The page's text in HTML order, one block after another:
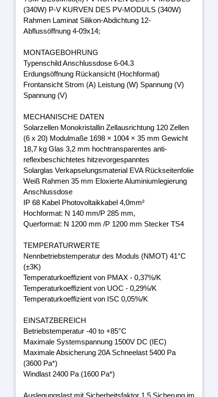
(340W) P-V KURVEN DES PV-MODULS (340W)
Rahmen Laminat Silikon-Abdichtung 12-
Abflussöffnung 4-09x14;
MONTAGEBOHRUNG
Typenschild Anschlussdose 6-04.3
Erdungsöffnung Rückansicht (Hochformat)
Frontansicht Strom (A) Leistung (W) Spannung (V)
Spannung (V)
MECHANISCHE DATEN
Solarzellen Monokristallin Zellausrichtung 120 Zellen
(6 x 20) Modulmaße 1698 × 1004 × 35 mm Gewicht
18,7 kg Glas 3,2 mm hochtransparentes anti-
reflexbeschichtetes hitzevorgespanntes
Solarglas Verkapselungsmaterial EVA Rückseitenfolie
Weiß Rahmen 35 mm Eloxierte Aluminiumlegierung
Anschlussdose
IP 68 Kabel Photovoltaikkabel 4,0mm²
Hochformat: N 140 mm/P 285 mm,
Querformat: N 1200 mm /P 1200 mm Stecker TS4
TEMPERATURWERTE
Nennbetriebstemperatur des Moduls (NMOT) 41°C
(±3K)
Temperaturkoeffizient von PMAX - 0,37%/K
Temperaturkoeffizient von UOC - 0,29%/K
Temperaturkoeffizient von ISC 0,05%/K
EINSATZBEREICH
Betriebstemperatur -40 to +85°C
Maximale Systemspannung 1500V DC (IEC)
Maximale Absicherung 20A Schneelast 5400 Pa
(3600 Pa*)
Windlast 2400 Pa (1600 Pa*)